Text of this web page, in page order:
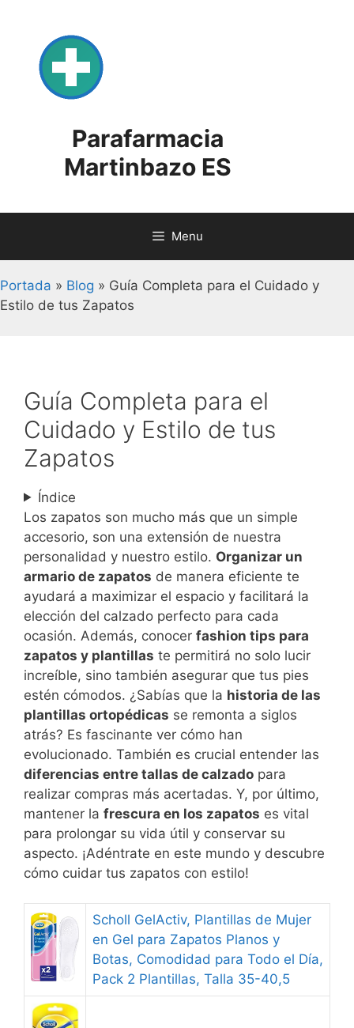
content
Parafarmacia
Martinbazo ES
Menu
Portada » Blog » Guía Completa para el Cuidado y
Estilo de tus Zapatos
Guía Completa para el
Cuidado y Estilo de tus
Zapatos
Índice
Los zapatos son mucho más que un simple
accesorio, son una extensión de nuestra
personalidad y nuestro estilo. Organizar un
armario de zapatos de manera eficiente te
ayudará a maximizar el espacio y facilitará la
elección del calzado perfecto para cada
ocasión. Además, conocer fashion tips para
zapatos y plantillas te permitirá no solo lucir
increíble, sino también asegurar que tus pies
estén cómodos. ¿Sabías que la historia de las
plantillas ortopédicas se remonta a siglos
atrás? Es fascinante ver cómo han
evolucionado. También es crucial entender las
diferencias entre tallas de calzado para
realizar compras más acertadas. Y, por último,
mantener la frescura en los zapatos es vital
para prolongar su vida útil y conservar su
aspecto. ¡Adéntrate en este mundo y descubre
cómo cuidar tus zapatos con estilo!
Scholl GelActiv, Plantillas de Mujer
en Gel para Zapatos Planos y
Botas, Comodidad para Todo el Día,
Pack 2 Plantillas, Talla 35-40,5